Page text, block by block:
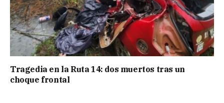
Tragedia en la Ruta 14: dos muertos tras un
choque frontal